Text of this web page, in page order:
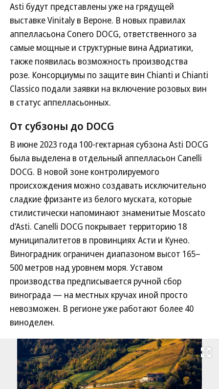
Asti будут представлены уже на грядущей
выставке Vinitaly в Вероне. В новых правилах
аппелласьона Conero DOCG, ответственного за
самые мощные и структурные вина Адриатики,
также появилась возможность производства
розе. Консорциумы по защите вин Chianti и Chianti
Classico подали заявки на включение розовых вин
в статус аппелласьонных.
От субзоны до DOCG
В июне 2023 года 100-гектарная субзона Asti DOCG
была выделена в отдельный аппелласьон Canelli
DOCG. В новой зоне контролируемого
происхождения можно создавать исключительно
сладкие фризанте из белого муската, которые
стилистически напоминают знаменитые Moscato
d’Asti. Canelli DOCG покрывает территорию 18
муниципалитетов в провинциях Асти и Кунео.
Виноградник ограничен диапазоном высот 165–
500 метров над уровнем моря. Уставом
производства предписывается ручной сбор
винограда — на местных кручах иной просто
невозможен. В регионе уже работают более 40
виноделен.
Развернуть